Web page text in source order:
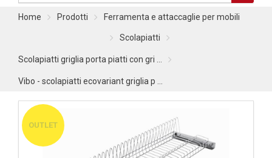
Home Prodotti Ferramenta e attaccaglie per mobili
Scolapiatti
Scolapiatti griglia porta piatti con gri ...
Vibo - scolapiatti ecovariant griglia p ...
OUTLET